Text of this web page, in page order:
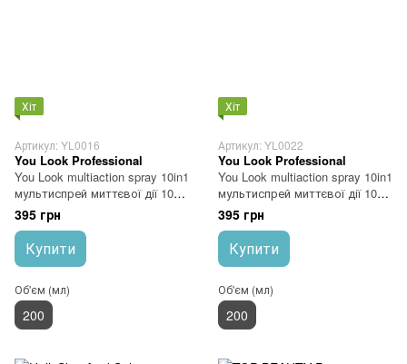
Хіт
Артикул: YL0016
You Look Professional
You Look multiaction spray 10in1
мультиспрей миттєвої дії 10в1
200 мл
395 грн
Купити
Об'єм (мл)
200
Хіт
Артикул: YL0022
You Look Professional
You Look multiaction spray 10in1
мультиспрей миттєвої дії 10в1
200 мл
395 грн
Купити
Об'єм (мл)
200